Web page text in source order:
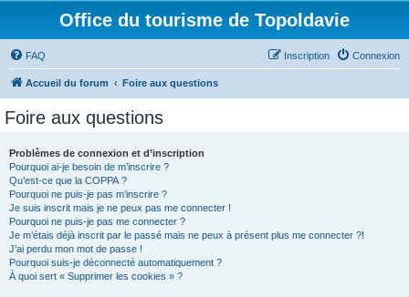
Office du tourisme de Topoldavie
FAQ Connexion
Inscription
Accueil du forum Foire aux questions
Foire aux questions
Problèmes de connexion et d’inscription
Pourquoi ai-je besoin de m’inscrire ?
Qu’est-ce que la COPPA ?
Pourquoi ne puis-je pas m’inscrire ?
Je suis inscrit mais je ne peux pas me connecter !
Pourquoi ne puis-je pas me connecter ?
Je m’étais déjà inscrit par le passé mais ne peux à présent plus me connecter ?!
J’ai perdu mon mot de passe !
Pourquoi suis-je déconnecté automatiquement ?
À quoi sert « Supprimer les cookies » ?